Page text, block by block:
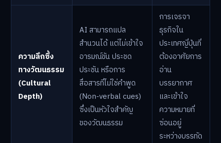
ความลึกซึ้ง
ทางวัฒนธรรม
(Cultural
Depth)
AI สามารถแปล
สำนวนได้ แต่ไม่เข้าใจ
อารมณ์ขัน ประชด
ประชัน หรือการ
สื่อสารที่ไม่ใช่คำพูด
(Non-verbal cues)
ซึ่งเป็นหัวใจสำคัญ
ของวัฒนธรรม
การเจรจา
ธุรกิจใน
ประเทศญี่ปุ่นที่
ต้องอาศัยการ
อ่าน
บรรยากาศ
และเข้าใจ
ความหมายที่
ซ่อนอยู่
ระหว่างบรรทัด